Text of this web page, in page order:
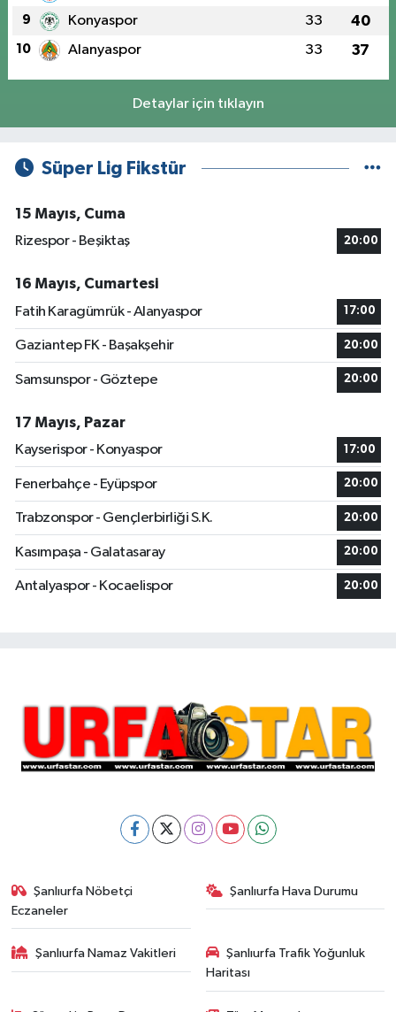
9 Konyaspor 33 40
10 Alanyaspor 33 37
Detaylar için tıklayın
Süper Lig Fikstür
15 Mayıs, Cuma
Rizespor - Beşiktaş
20:00
16 Mayıs, Cumartesi
Fatih Karagümrük - Alanyaspor
17:00
Gaziantep FK - Başakşehir 20:00
Samsunspor - Göztepe 20:00
17 Mayıs, Pazar
Kayserispor - Konyaspor
17:00
Fenerbahçe - Eyüpspor 20:00
Trabzonspor - Gençlerbirliği S.K. 20:00
Kasımpaşa - Galatasaray 20:00
Antalyaspor - Kocaelispor 20:00
Şanlıurfa Nöbetçi
Eczaneler
Şanlıurfa Hava Durumu
Şanlıurfa Namaz Vakitleri
Şanlıurfa Trafik Yoğunluk
Haritası